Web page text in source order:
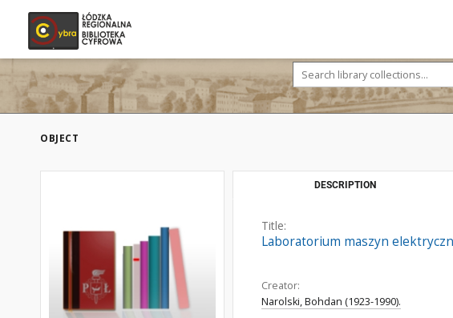
OBJECT
DESCRIPTION
Title:
Laboratorium maszyn
Creator:
Narolski, Bohdan (1923-1990).